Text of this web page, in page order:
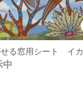
せる窓用シート イカ
中